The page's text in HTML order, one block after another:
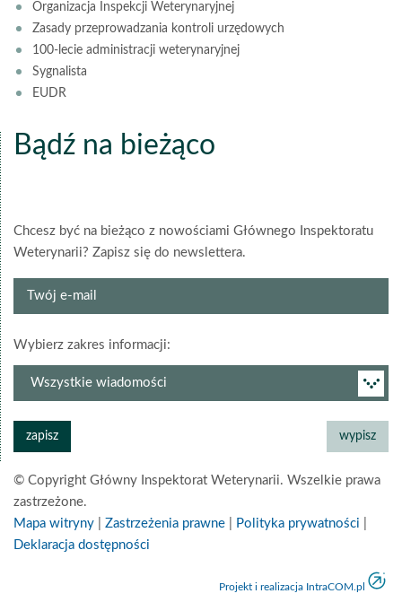
Organizacja Inspekcji Weterynaryjnej
Zasady przeprowadzania kontroli urzędowych
100-lecie administracji weterynaryjnej
Sygnalista
EUDR
Bądź na bieżąco
Chcesz być na bieżąco z nowościami Głównego Inspektoratu
Weterynarii? Zapisz się do newslettera.
Twój
Wybierz zakres informacji:
newslettera
© Copyright Główny Inspektorat Weterynarii. Wszelkie prawa
zastrzeżone.
Mapa witryny
Zastrzeżenia prawne Polityka prywatności
Deklaracja dostępności
Projekt i realizacja IntraCOM.pl